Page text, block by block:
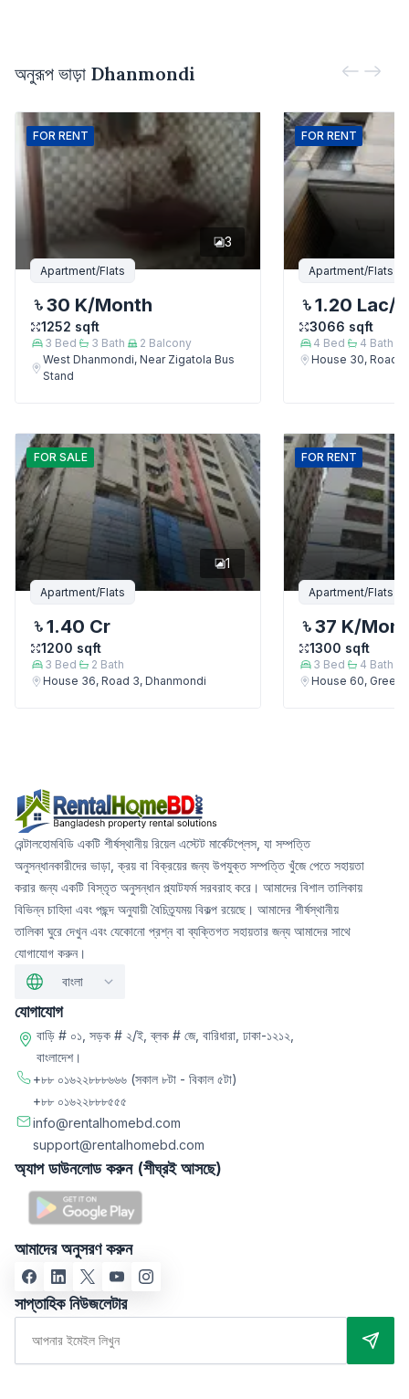
অনুরূপ ভাড়া Dhanmondi
FOR RENT
3
Apartment/Flats
30 K/Month
1252 sqft
3 Bed 3 Bath 2 Balcony
West Dhanmondi, Near Zigatola Bus
Stand
FOR RENT
Apartment/Flats
1.20 Lac/
3066 sqft
4 Bed 4 Bath
House 30, Road
FOR SALE
1
Apartment/Flats
1.40 Cr
1200 sqft
3 Bed 2 Bath
House 36, Road 3, Dhanmondi
FOR RENT
Apartment/Flats
37 K/
1300 sqft
3 Bed 4 Bath
House 60, Green
রেন্টালহোমবিডি একটি শীর্ষস্থানীয় রিয়েল এস্টেট মার্কেটপ্লেস, যা সম্পত্তি
অনুসন্ধানকারীদের ভাড়া, ক্রয় বা বিক্রয়ের জন্য উপযুক্ত সম্পত্তি খুঁজে পেতে সহায়তা
করার জন্য একটি বিস্তৃত অনুসন্ধান প্ল্যাটফর্ম সরবরাহ করে। আমাদের বিশাল তালিকায়
বিভিন্ন চাহিদা এবং পছন্দ অনুযায়ী বৈচিত্র্যময় বিকল্প রয়েছে। আমাদের শীর্ষস্থানীয়
তালিকা ঘুরে দেখুন এবং যেকোনো প্রশ্ন বা ব্যক্তিগত সহায়তার জন্য আমাদের সাথে
যোগাযোগ করুন।
বাংলা
যোগাযোগ
বাড়ি # ০১, সড়ক # ২/ই, ব্লক # জে, বারিধারা, ঢাকা-১২১২,
বাংলাদেশ।
+৮৮ ০১৬২২৮৮৮৬৬৬ (সকাল ৮টা - বিকাল ৫টা)
+৮৮ ০১৬২২৮৮৮৫৫৫
info@rentalhomebd.com
support@rentalhomebd.com
অ্যাপ ডাউনলোড করুন (শীঘ্রই আসছে)
আমাদের অনুসরণ করুন
সাপ্তাহিক নিউজলেটার